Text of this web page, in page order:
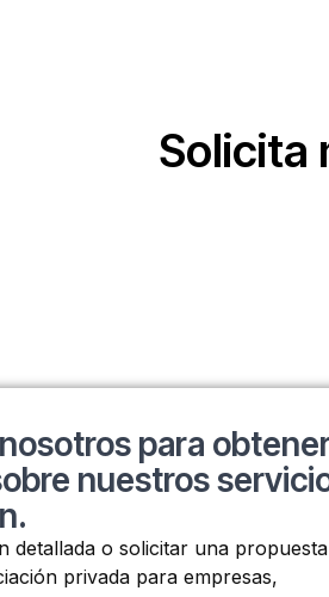
Solicita
para
nuestros
detallada o solicitar una propuesta
privada para empresas,